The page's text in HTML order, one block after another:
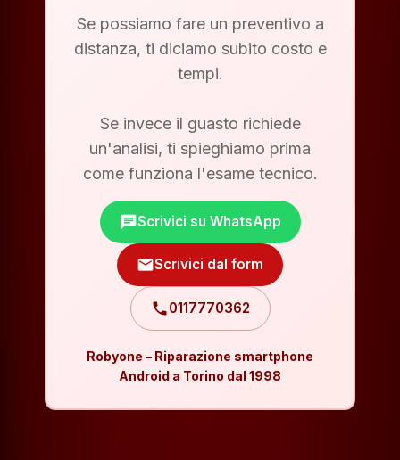
Se possiamo fare un preventivo a
distanza, ti diciamo subito costo e
tempi.
Se invece il guasto richiede
un'analisi, ti spieghiamo prima
come funziona l'esame tecnico.
chatScrivici su WhatsApp
mailScrivici dal form
phone0117770362
Robyone – Riparazione smartphone
Android a Torino dal 1998